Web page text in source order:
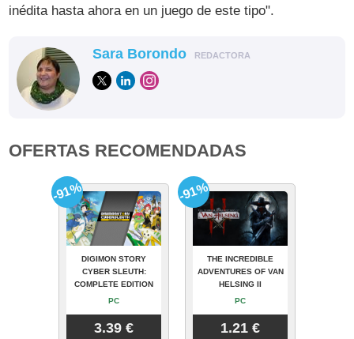
inédita hasta ahora en un juego de este tipo".
Sara Borondo REDACTORA
OFERTAS RECOMENDADAS
DIGIMON STORY
CYBER SLEUTH:
COMPLETE EDITION
PC
3.39 €
-91%
THE INCREDIBLE
ADVENTURES OF VAN
HELSING II
PC
1.21 €
-91%